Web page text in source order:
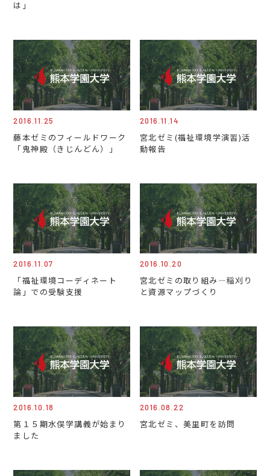
は」
2016.11.25
藤本ゼミのフィールドワーク
「鬼神殿（きじんどん）」
2016.11.14
宮北ゼミ(福祉環境学演習)活
動報告
2016.11.07
「福祉環境コーディネート
論」での受験支援
2016.10.20
宮北ゼミの取り組み―稲刈り
と資源マップづくり
2016.10.18
第１５期水俣学講義が始まり
ました
2016.08.22
宮北ゼミ、美里町を訪問